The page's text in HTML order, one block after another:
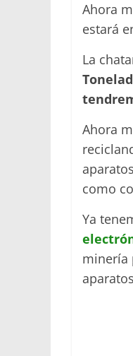
Ahora
estará
La
Ahora
como
Ya
minería